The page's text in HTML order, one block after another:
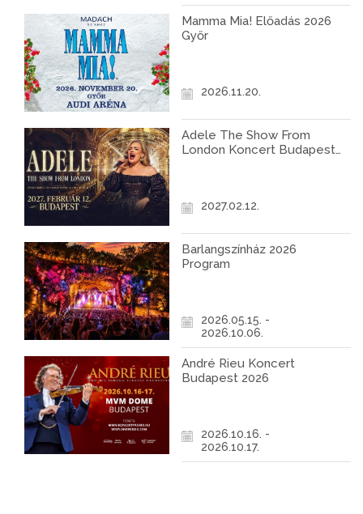
Mamma Mia! Előadás 2026
Győr
2026.11.20.
Adele The Show From
London Koncert Budapest
2027.02.12.
Barlangszínház 2026
Program
2026.05.15. -
2026.10.06.
André Rieu Koncert
Budapest 2026
2026.10.16. -
2026.10.17.